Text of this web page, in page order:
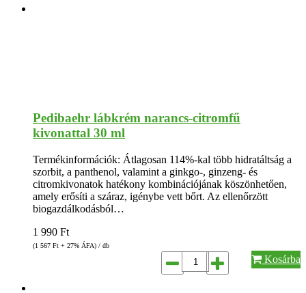
Pedibaehr lábkrém narancs-citromfű
kivonattal 30 ml
Termékinformációk: Átlagosan 114%-kal több hidratáltság a
szorbit, a panthenol, valamint a ginkgo-, ginzeng- és
citromkivonatok hatékony kombinációjának köszönhetően,
amely erősíti a száraz, igénybe vett bőrt. Az ellenőrzött
biogazdálkodásból…
1 990 Ft
(1 567 Ft + 27% ÁFA) / db
Kosárba